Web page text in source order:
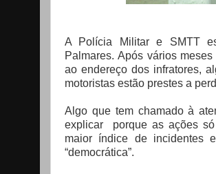
A Polícia Militar e SMTT
Palmares. Após vários
ao endereço dos infratores,
motoristas estão prestes a
Algo que tem chamado à
explicar porque as ações
maior índice de incidentes
“democrática”.